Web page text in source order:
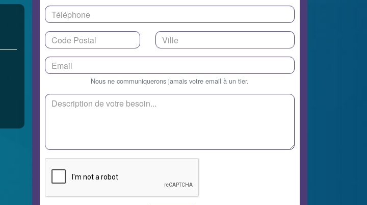
Nous ne communiquerons jamais votre email à un tier.